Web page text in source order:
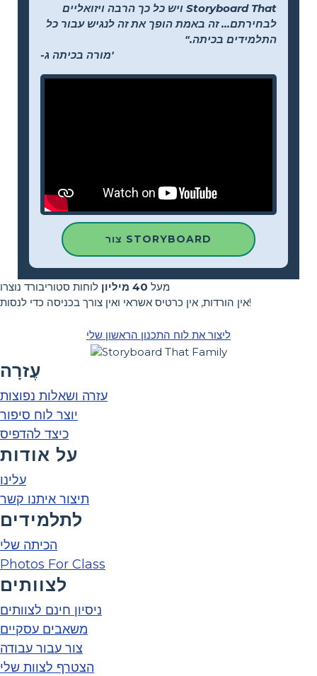
Storyboard That ויש כל כך הרבה ויזואליים
לבחירתם... זה באמת הופך את זה לנגיש עבור כל
התלמידים בכיתה."
-מורה בכיתה ג'
צור STORYBOARD
מעל 40 מיליון
לוחות סטוריבורד נוצרו
אין הורדות, אין כרטיס אשראי ואין צורך בכניסה כדי לנסות!
ליצור את לוח התכנון הראשון שלי
עֶזרָה
עזרה ושאלות נפוצות
יוצר לוח סיפור
כיצד להדפיס
על אודות
עלינו
תיצור איתנו קשר
לתלמידים
הכיתה שלי
Photos For Class
לצוותים
ניסיון חינם לצוותים
משאבים עסקיים
צור עבור עבודה
הצטרף לצוות שלי